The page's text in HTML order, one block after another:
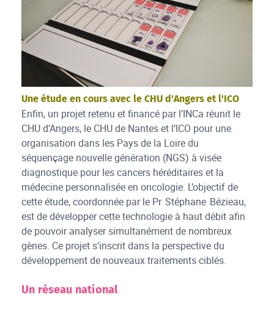
Une étude en cours avec le CHU d'Angers et l'ICO
Enfin, un projet retenu et financé par l’INCa réunit le
CHU d’Angers, le CHU de Nantes et l’ICO pour une
organisation dans les Pays de la Loire du
séquençage nouvelle génération (NGS) à visée
diagnostique pour les cancers héréditaires et la
médecine personnalisée en oncologie. L’objectif de
cette étude, coordonnée par le Pr Stéphane Bézieau,
est de développer cette technologie à haut débit afin
de pouvoir analyser simultanément de nombreux
gènes. Ce projet s’inscrit dans la perspective du
développement de nouveaux traitements ciblés.
Un réseau national